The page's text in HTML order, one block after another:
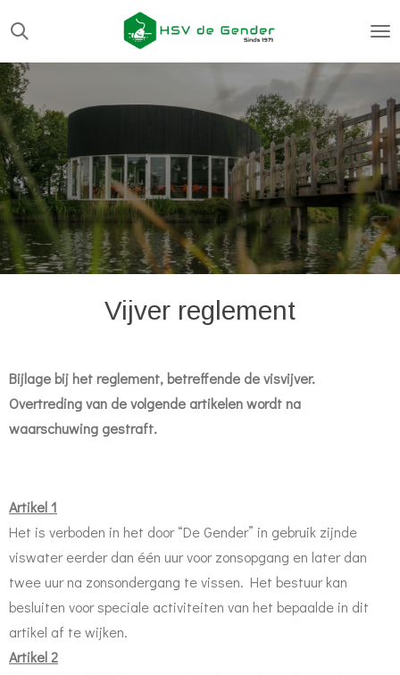
Ga
direct
naar
de
hoofdinhoud
Vijver reglement
Bijlage bij het reglement, betreffende de visvijver.
Overtreding van de volgende artikelen wordt na
waarschuwing gestraft.
Artikel 1
Het is verboden in het door “De Gender” in gebruik zijnde
viswater eerder dan één uur voor zonsopgang en later dan
twee uur na zonsondergang te vissen. Het bestuur kan
besluiten voor speciale activiteiten van het bepaalde in dit
artikel af te wijken.
Artikel 2